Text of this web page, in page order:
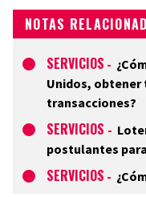
NOTAS
SERVICIOS -
Unidos,
transacciones?
SERVICIOS -
postulantes
SERVICIOS -